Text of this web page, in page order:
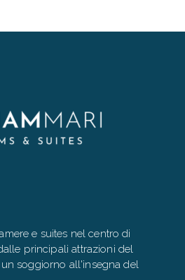
e suites nel centro di
principali attrazioni del
soggiorno all'insegna del